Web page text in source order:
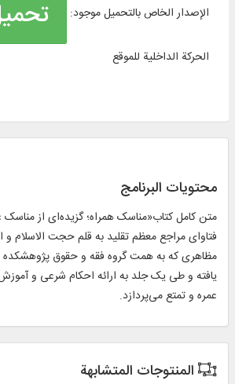
الإصدار الخاص بالتحميل موجود:
الحركة الداخلية للموقع
محتويات البرنامج
متن کامل کتاب«مناسک همراه؛ گزیده‌ای از
فتاوای مراجع معظم تقلید به قلم حجت الاسلام
مظاهری که به همت گروه فقه و حقوق پژوهشکده
یافته و طی یک جلد به ارائه احکام شرعی و
عمره و تمتع می‌پردازد.
المنتوجات المتشابهة